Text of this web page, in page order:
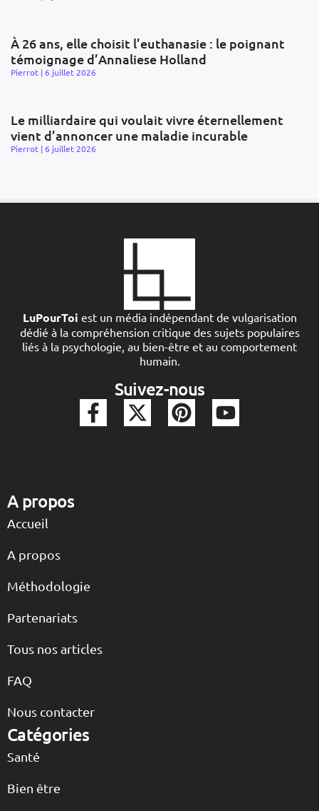
À 26 ans, elle choisit l’euthanasie : le poignant
témoignage d’Annaliese Holland
Pierrot 6 juillet 2026
Le milliardaire qui voulait vivre éternellement
vient d’annoncer une maladie incurable
Pierrot 6 juillet 2026
LuPourToi est un média indépendant de vulgarisation
dédié à la compréhension critique des sujets populaires
liés à la psychologie, au bien-être et au comportement
humain.
Suivez-nous
A propos
Accueil
A propos
Méthodologie
Partenariats
Tous nos articles
FAQ
Nous contacter
Catégories
Santé
Bien être